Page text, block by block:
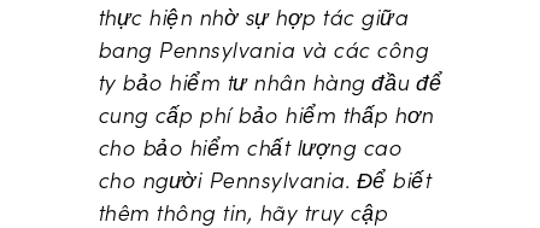
thực hiện nhờ sự hợp tác giữa
bang Pennsylvania và các công
ty bảo hiểm tư nhân hàng đầu để
cung cấp phí bảo hiểm thấp hơn
cho bảo hiểm chất lượng cao
cho người Pennsylvania. Để biết
thêm thông tin, hãy truy cập